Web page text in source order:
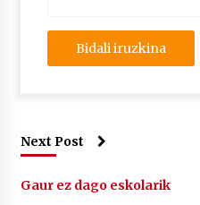
Next Post
Gaur ez dago eskolarik